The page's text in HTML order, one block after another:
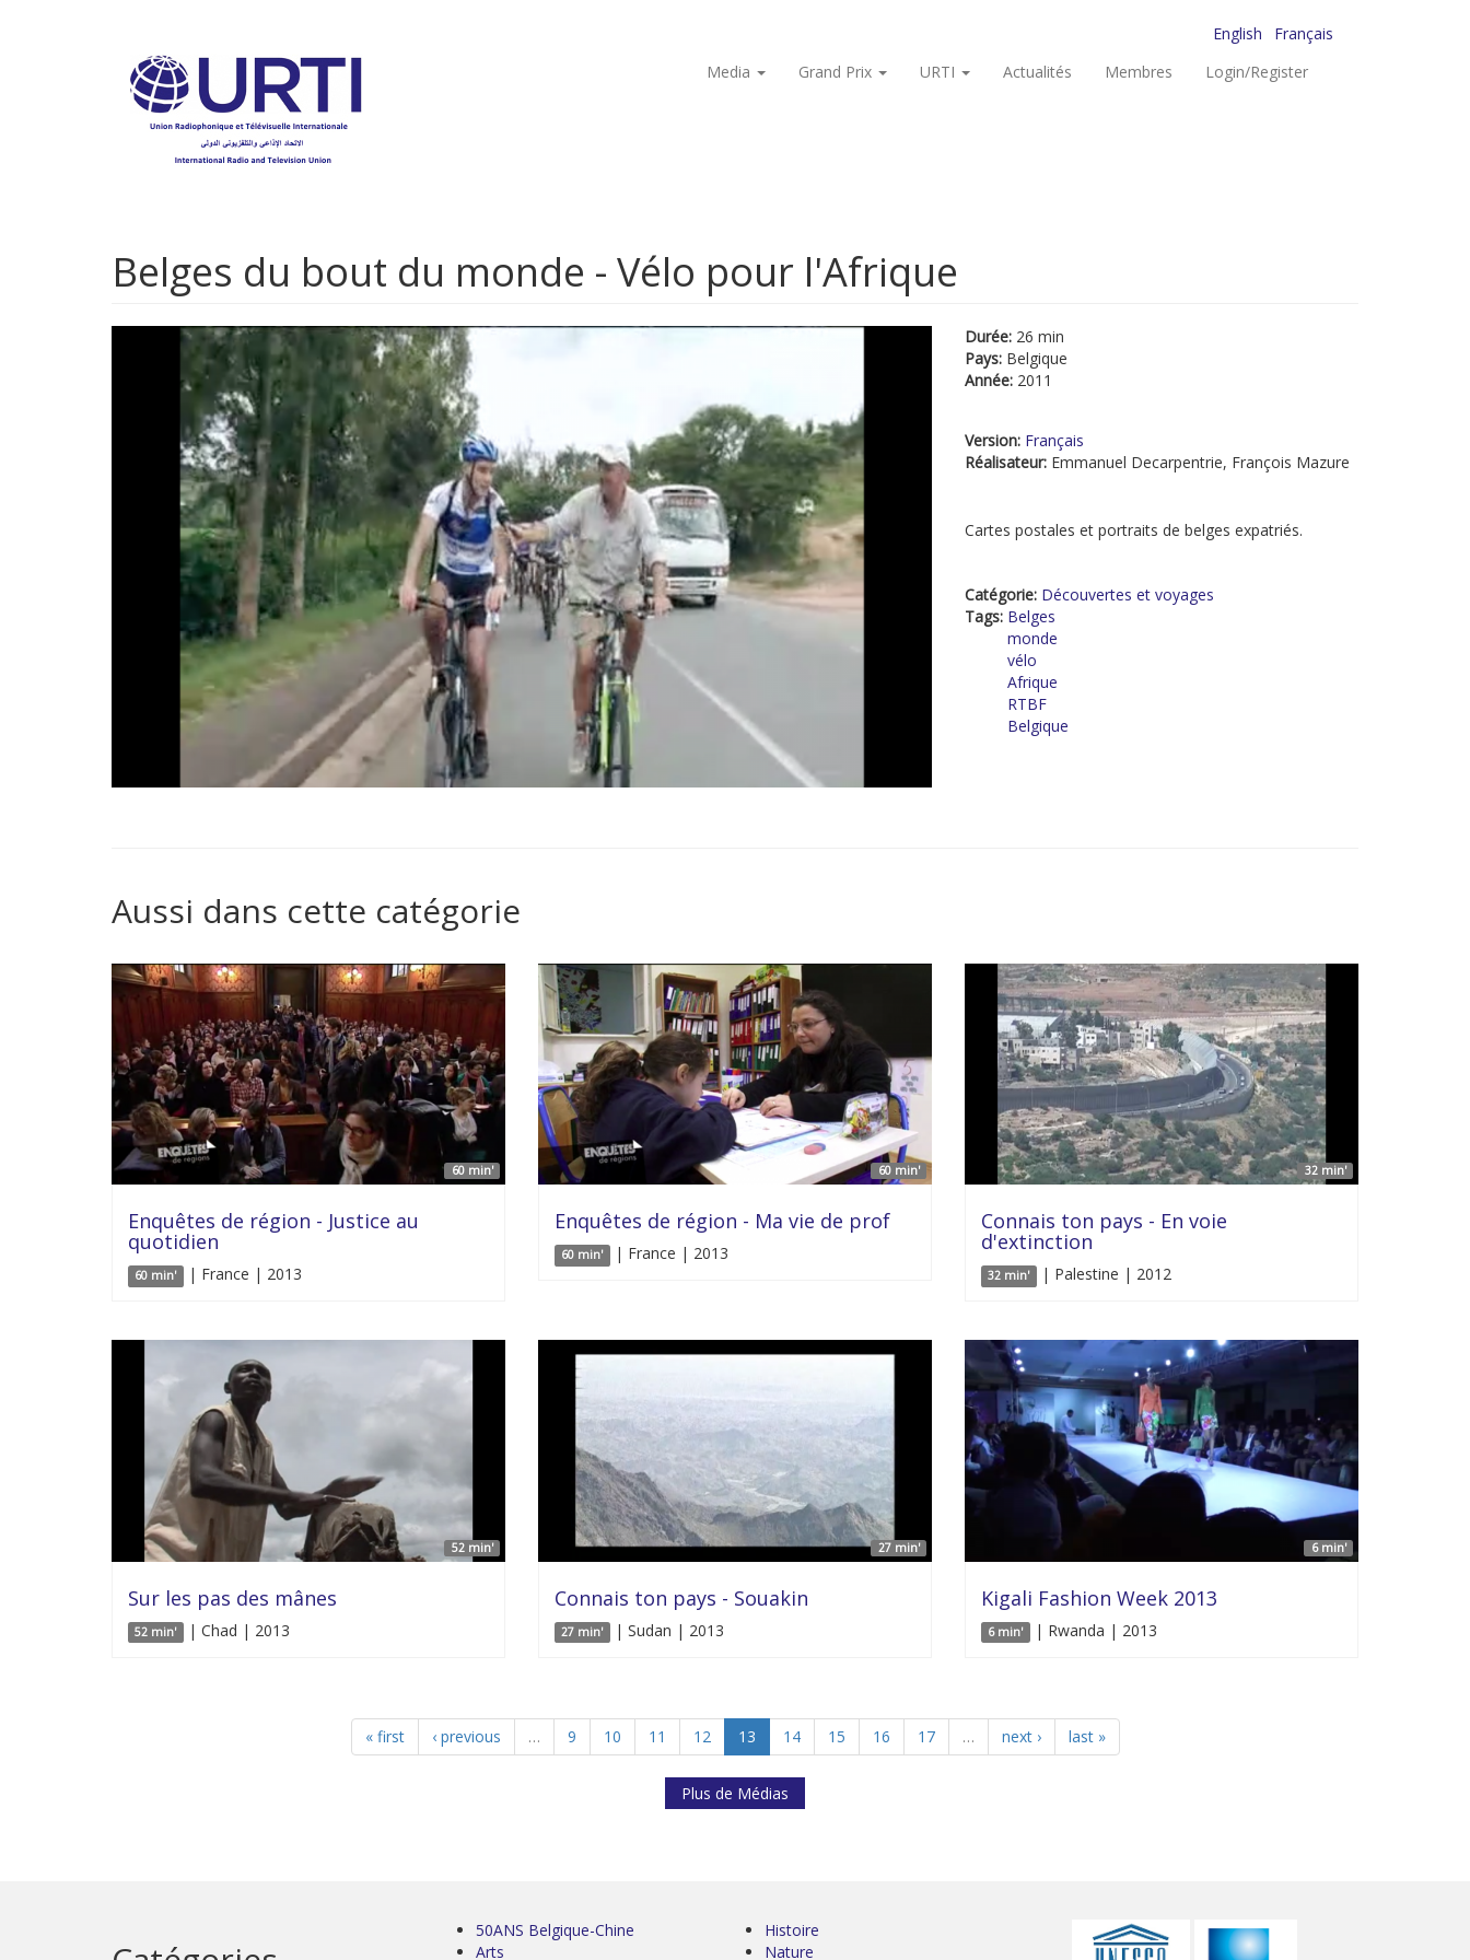
English
Français
Media
Grand Prix URTI Actualités Membres Login/Register
Belges du bout du monde - Vélo pour l'Afrique
Durée: 26 min
Pays: Belgique
Année: 2011
Version: Français
Réalisateur: Emmanuel Decarpentrie, François Mazure
Cartes postales et portraits de belges expatriés.
Catégorie: Découvertes et voyages
Tags: Belges
monde
vélo
Afrique
RTBF
Belgique
Aussi dans cette catégorie
60 min'
Enquêtes de région - Justice au
quotidien
60 min' | France | 2013
60 min'
Enquêtes de région - Ma vie de prof
60 min' | France | 2013
32 min'
Connais ton pays - En voie
d'extinction
32 min' | Palestine | 2012
52 min'
Sur les pas des mânes
52 min' | Chad | 2013
27 min'
Connais ton pays - Souakin
27 min' | Sudan | 2013
6 min'
Kigali Fashion Week 2013
6 min' | Rwanda | 2013
« first ‹ previous … 9 10 11 12 13 14 15 16 17 … next › last »
Plus de Médias
50ANS Belgique-Chine
Arts
Histoire
Nature